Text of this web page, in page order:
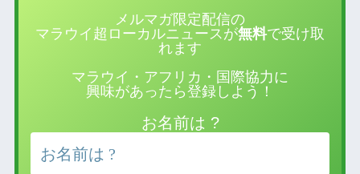
メルマガ限定配信の
マラウイ超ローカルニュースが無料で受け取
れます
マラウイ・アフリカ・国際協力に
興味があったら登録しよう！
お名前は ?